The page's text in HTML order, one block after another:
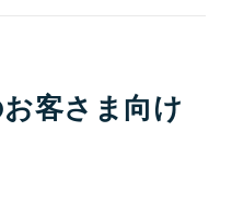
客さま向け